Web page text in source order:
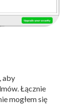
aby
Łącznie
mogłem się